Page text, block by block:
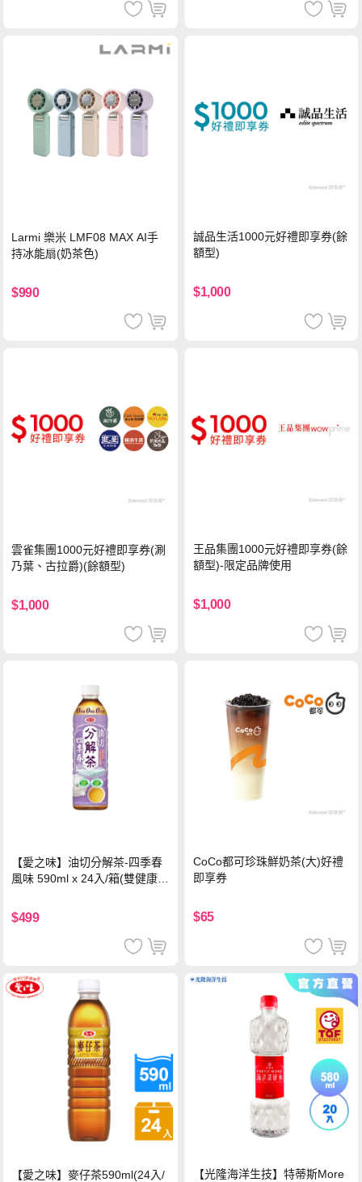
Larmi 樂米 LMF08 MAX AI手
持冰能扇(奶茶色)
$990
誠品生活1000元好禮即享券(餘
額型)
$1,000
雲雀集團1000元好禮即享券(涮
乃葉、古拉爵)(餘額型)
$1,000
王品集團1000元好禮即享券(餘
額型)-限定品牌使用
$1,000
【愛之味】油切分解茶-四季春
風味 590ml x 24入/箱(雙健康認
$499
CoCo都可珍珠鮮奶茶(大)好禮
即享券
$65
【愛之味】麥仔茶590ml(24入/
【光隆海洋生技】特蒂斯More